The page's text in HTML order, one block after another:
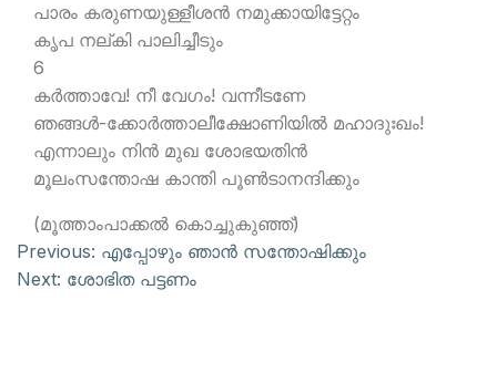
പാരം കരുണയുള്ളീശന്‍ നമുക്കായിട്ടേറ്റം
കൃപ നല്കി പാലിച്ചീടും
6
കര്‍ത്താവേ! നീ വേഗം! വന്നീടണേ
ഞങ്ങള്‍-ക്കോര്‍ത്താലീക്ഷോണിയില്‍ മഹാദുഃഖം!
എന്നാലും നിന്‍ മുഖ ശോഭയതിന്‍
മൂലംസന്തോഷ കാന്തി പൂണ്‍ടാനന്ദിക്കും
(മൂത്താംപാക്കല്‍ കൊച്ചുകുഞ്ഞ്)
Previous: എപ്പോഴും ഞാന്‍ സന്തോഷിക്കും
Next: ശോഭിത പട്ടണം